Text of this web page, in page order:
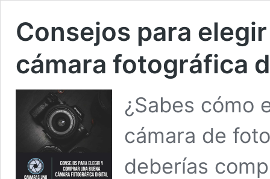
Consejos para
cámara fotográfica
¿Sabes cómo
cámara de
deberías